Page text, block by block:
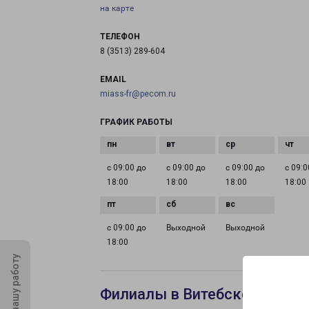
на карте
ТЕЛЕФОН
8 (3513) 289-604
EMAIL
miass-fr@pecom.ru
ГРАФИК РАБОТЫ
с 09:00 до
18:00
с 09:00 до
18:00
с 09:00 до
18:00
с
18:00
с 09:00 до
18:00
Выходной Выходной
Филиалы в Витебске